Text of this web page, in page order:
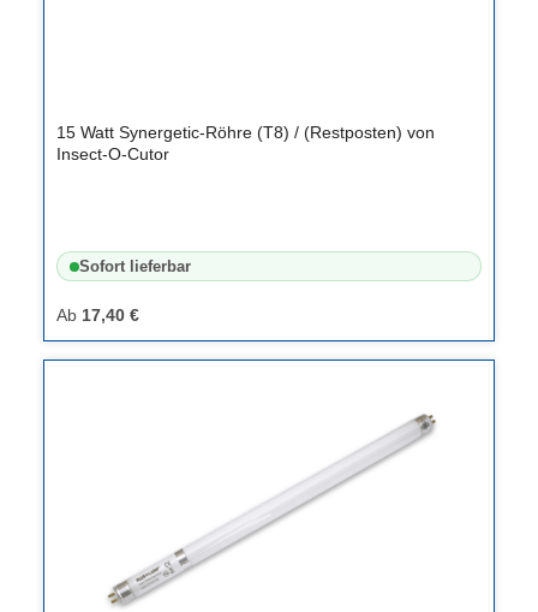
15 Watt Synergetic-Röhre (T8) / (Restposten) von
Insect-O-Cutor
Sofort lieferbar
Ab 17,40 €